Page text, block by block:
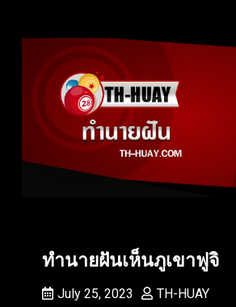
ทำนายฝันเห็นภูเขาฟูจิ
July 25, 2023
TH-HUAY